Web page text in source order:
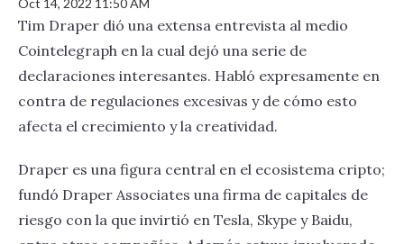
Tim Draper dió una extensa entrevista al medio
Cointelegraph en la cual dejó una serie de
declaraciones interesantes. Habló expresamente en
contra de regulaciones excesivas y de cómo esto
afecta el crecimiento y la creatividad.
Draper es una figura central en el ecosistema cripto;
fundó Draper Associates una firma de capitales de
riesgo con la que invirtió en Tesla, Skype y Baidu,